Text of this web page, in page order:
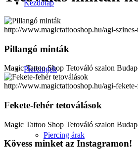
Kezdőlap
Piercingek
Piercing árak
http://www.magictattooshop.hu/agi-
Pillangó minták
Magic Tattoo Shop Tetováló szalon
http://www.magictattooshop.hu/agi-
Fekete-fehér tetoválások
Magic Tattoo Shop Tetováló szalon
Kövess minket az Instagramon!